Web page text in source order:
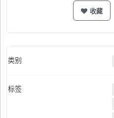
收藏
类别
标签